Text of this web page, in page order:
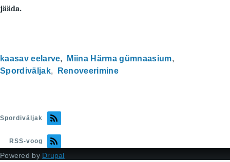
jääda.
kaasav eelarve
Miina Härma gümnaasium
Spordiväljak
Renoveerimine
Spordiväljak
RSS-voog
Powered by Drupal